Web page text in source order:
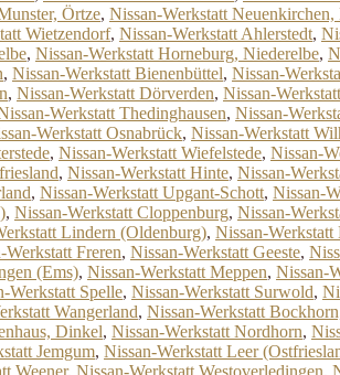
Örtze, Nissan-Werkstatt
Wietzendorf, Nissan-Werkstatt Ahlerstedt,
, Nissan-Werkstatt Horneburg, Niederelbe,
, Nissan-Werkstatt Bienenbüttel, Nissan-
, Nissan-Werkstatt Dörverden, Nissan-
Werkstatt Thedinghausen, Nissan-
Werkstatt Osnabrück, Nissan-Werkstatt
, Nissan-Werkstatt Wiefelstede, Nissan-
, Nissan-Werkstatt Hinte, Nissan-
, Nissan-Werkstatt Upgant-Schott, Nissan-
, Nissan-Werkstatt Cloppenburg, Nissan-
Lindern (Oldenburg), Nissan-Werkstatt
Werkstatt Freren, Nissan-Werkstatt Geeste,
(Ems), Nissan-Werkstatt Meppen, Nissan-
Werkstatt Spelle, Nissan-Werkstatt Surwold,
Wangerland, Nissan-Werkstatt
Dinkel, Nissan-Werkstatt Nordhorn,
Jemgum, Nissan-Werkstatt Leer
Weener, Nissan-Werkstatt Westoverledingen,